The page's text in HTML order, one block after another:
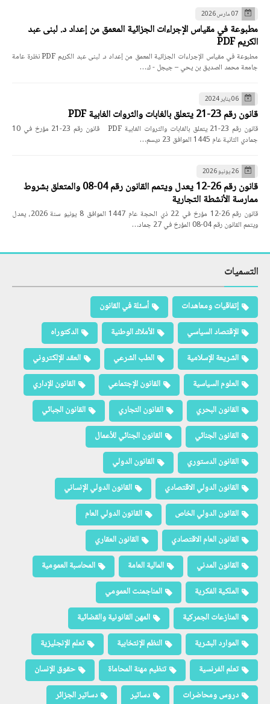
07 مارس 2026
مطبوعة في مقياس الإجراءات الجزائية المعمق من إعداد د. لبنى عبد
الكريم PDF
مطبوعة في مقياس الإجراءات الجزائية المعمق من إعداد د. لبنى عبد الكريم PDF نظرة عامة
جامعة محمد الصديق بن يحي – جيجل - ك…
06 يناير 2024
قانون رقم 23-21 يتعلق بالغابات والثروات الغابية PDF
قانون رقم 23-21 يتعلق بالغابات والثروات الغابية PDF قانون رقم 23-21 مؤرخ في 10
جمادي الثانية عام 1445 الموافق 23 ديسم…
26 يونيو 2026
قانون رقم 26-12 يعدل ويتمم القانون رقم 04-08 والمتعلق بشروط
ممارسة الأنشطة التجارية
قانون رقم 26-12 مؤرخ في 22 ذي الحجة عام 1447 الموافق 8 يونيو سنة 2026، يعدل
ويتمم القانون رقم 04-08 المؤرخ في 27 جماد…
التسميات
إتفاقيات ومعاهدات
أسئلة في القانون
الإقتصاد السياسي
الأملاك الوطنية
الدكتوراه
الشريعة الإسلامية
الطب الشرعي
العقد الإلكتروني
العلوم السياسية
القانون الإجتماعي
القانون الإداري
القانون البحري
القانون التجاري
القانون الجبائي
القانون الجنائي
القانون الجنائي للأعمال
القانون الدستوري
القانون الدولي
القانون الدولي الاقتصادي
القانون الدولي الإنساني
القانون الدولي الخاص
القانون الدولي العام
القانون العام الاقتصادي
القانون العقاري
القانون المدني
المالية العامة
المحاسبة العمومية
الملكية الفكرية
المناجمنت العمومي
المنازعات الجمركية
المهن القانونية والقضائية
الموارد البشرية
النظم الإنتخابية
تعلم الإنجليزية
تعلم الفرنسية
تنظيم مهنة المحاماة
حقوق الإنسان
دروس ومحاضرات
دساتير دساتير الجزائر